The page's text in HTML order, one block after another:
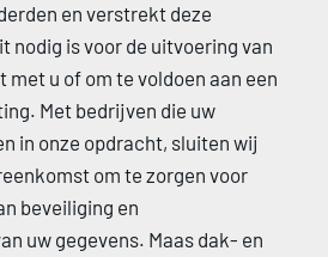
en verstrekt deze
nodig is voor de uitvoering van
met u of om te voldoen aan een
Met bedrijven die uw
in onze opdracht, sluiten wij
om te zorgen voor
beveiliging en
uw gegevens. Maas dak- en